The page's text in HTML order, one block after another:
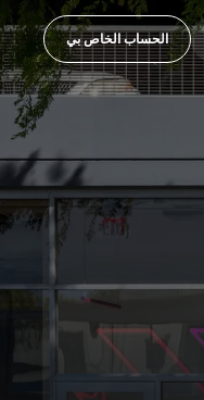
الحساب الخاص بي